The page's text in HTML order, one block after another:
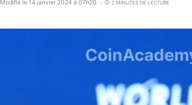
Modifié le 14 janvier 2024 à 07h20 2 MINUTES DE LECTURE